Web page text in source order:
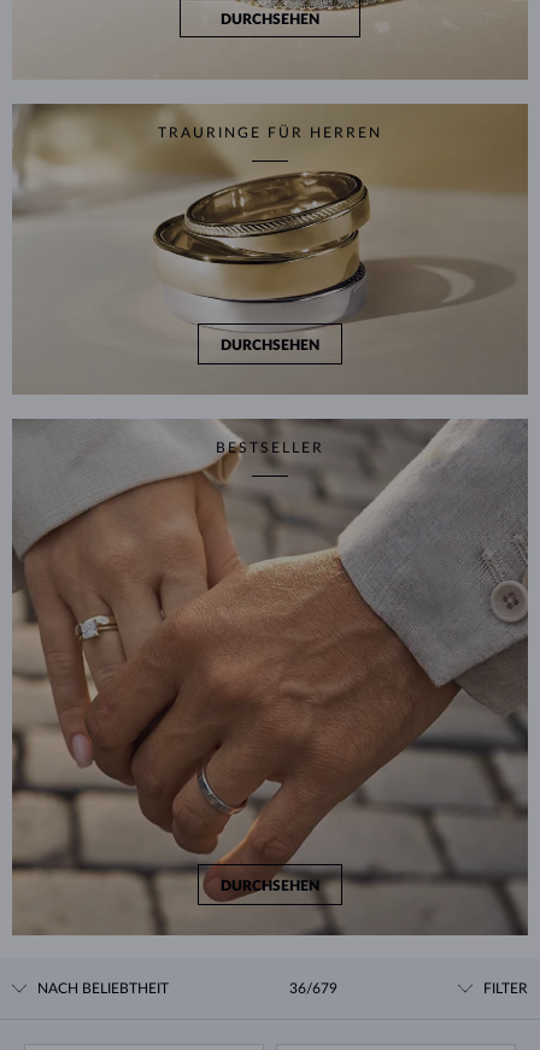
DURCHSEHEN
TRAURINGE FÜR HERREN
DURCHSEHEN
BESTSELLER
DURCHSEHEN
NACH BELIEBTHEIT 36/679 FILTER